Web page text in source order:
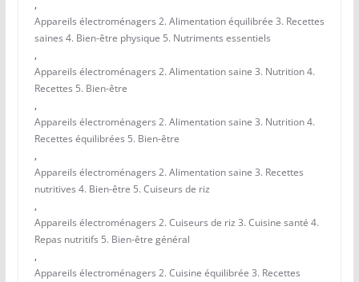
,
Appareils électroménagers 2. Alimentation équilibrée 3. Recettes
saines 4. Bien-être physique 5. Nutriments essentiels
,
Appareils électroménagers 2. Alimentation saine 3. Nutrition 4.
Recettes 5. Bien-être
,
Appareils électroménagers 2. Alimentation saine 3. Nutrition 4.
Recettes équilibrées 5. Bien-être
,
Appareils électroménagers 2. Alimentation saine 3. Recettes
nutritives 4. Bien-être 5. Cuiseurs de riz
,
Appareils électroménagers 2. Cuiseurs de riz 3. Cuisine santé 4.
Repas nutritifs 5. Bien-être général
,
Appareils électroménagers 2. Cuisine équilibrée 3. Recettes